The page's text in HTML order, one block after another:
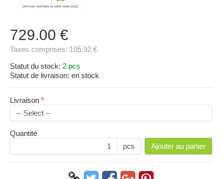
729.00 €
Taxes comprises: 105.92 €
Statut du stock: 2 pcs
Statut de livraison: en stock
Livraison
Quantité
pcs
Ajouter au panier